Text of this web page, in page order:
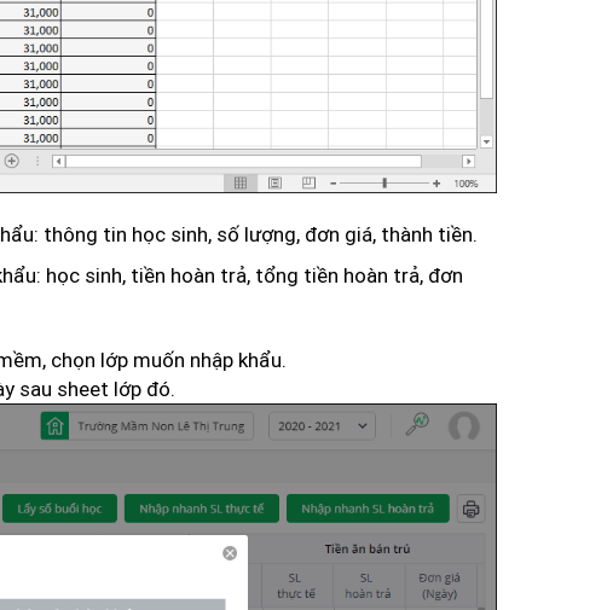
thông tin học sinh, số lượng, đơn giá, thành tiền.
học sinh, tiền hoàn trả, tổng tiền hoàn trả, đơn
chọn lớp muốn nhập khẩu.
sau sheet lớp đó.